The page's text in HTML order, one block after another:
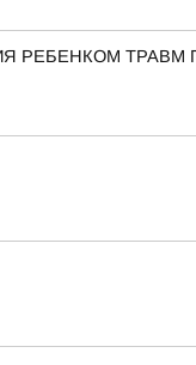
РЕБЕНКОМ ТРАВМ